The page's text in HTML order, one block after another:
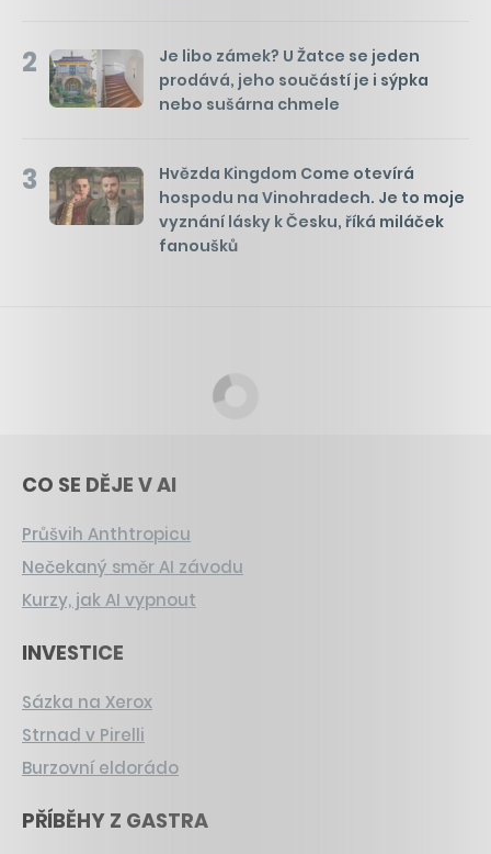
2
Je libo zámek? U Žatce se jeden
prodává, jeho součástí je i sýpka
nebo sušárna chmele
3
Hvězda Kingdom Come otevírá
hospodu na Vinohradech. Je to moje
vyznání lásky k Česku, říká miláček
fanoušků
CO SE DĚJE V AI
Průšvih Anthtropicu
Nečekaný směr AI závodu
Kurzy, jak AI vypnout
INVESTICE
Sázka na Xerox
Strnad v Pirelli
Burzovní eldorádo
PŘÍBĚHY Z GASTRA